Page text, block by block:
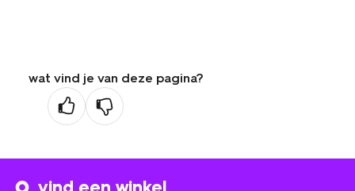
wat vind je van deze pagina?